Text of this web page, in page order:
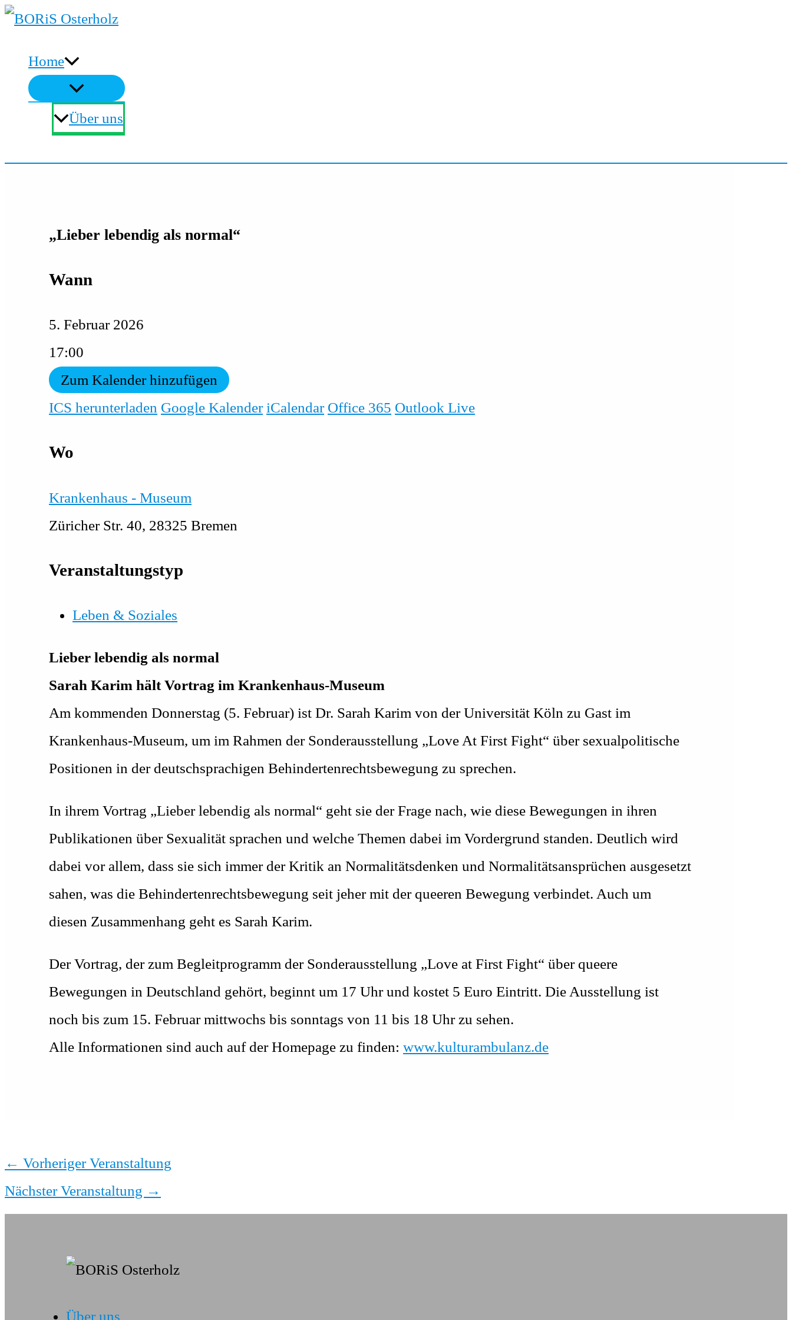
Zum
springen
Home
Über uns
„Lieber lebendig als normal“
Wann
5. Februar 2026
17:00
Zum Kalender hinzufügen
ICS herunterladen Google Kalender iCalendar Office 365 Outlook Live
Wo
Krankenhaus - Museum
Züricher Str. 40, 28325 Bremen
Veranstaltungstyp
Leben & Soziales
Lieber lebendig als normal
Sarah Karim hält Vortrag im Krankenhaus-Museum
Am kommenden Donnerstag (5. Februar) ist Dr. Sarah Karim von der Universität Köln zu Gast im
Krankenhaus-Museum, um im Rahmen der Sonderausstellung „Love At First Fight“ über sexualpolitische
Positionen in der deutschsprachigen Behindertenrechtsbewegung zu sprechen.
In ihrem Vortrag „Lieber lebendig als normal“ geht sie der Frage nach, wie diese Bewegungen in ihren
Publikationen über Sexualität sprachen und welche Themen dabei im Vordergrund standen. Deutlich wird
dabei vor allem, dass sie sich immer der Kritik an Normalitätsdenken und Normalitätsansprüchen ausgesetzt
sahen, was die Behindertenrechtsbewegung seit jeher mit der queeren Bewegung verbindet. Auch um
diesen Zusammenhang geht es Sarah Karim.
Der Vortrag, der zum Begleitprogramm der Sonderausstellung „Love at First Fight“ über queere
Bewegungen in Deutschland gehört, beginnt um 17 Uhr und kostet 5 Euro Eintritt. Die Ausstellung ist
noch bis zum 15. Februar mittwochs bis sonntags von 11 bis 18 Uhr zu sehen.
Alle Informationen sind auch auf der Homepage zu finden: www.kulturambulanz.de
← Vorheriger Veranstaltung
Nächster Veranstaltung →
Über uns